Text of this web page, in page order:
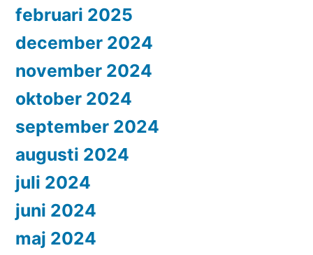
februari 2025
december 2024
november 2024
oktober 2024
september 2024
augusti 2024
juli 2024
juni 2024
maj 2024